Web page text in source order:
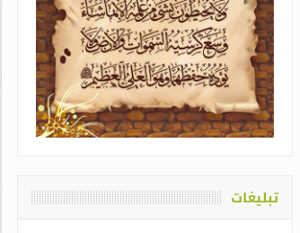
تبلیغات
سلامت قلم
حمیدی